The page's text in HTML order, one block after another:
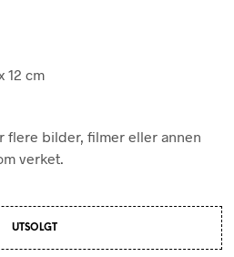
12 cm
flere bilder, filmer eller annen
verket.
UTSOLGT